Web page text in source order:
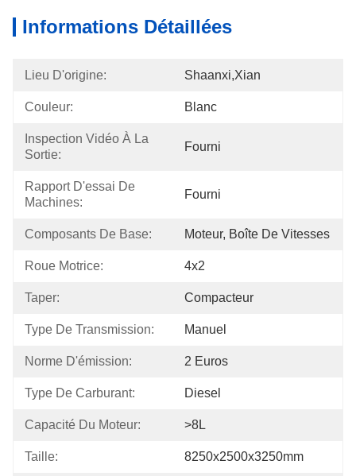
Informations Détaillées
Lieu D'origine: Shaanxi,Xian
Couleur: Blanc
Inspection Vidéo À La
Sortie:
Fourni
Rapport D'essai De
Machines:
Fourni
Composants De Base: Moteur, Boîte De Vitesses
Roue Motrice: 4x2
Taper: Compacteur
Type De Transmission: Manuel
Norme D'émission: 2 Euros
Type De Carburant: Diesel
Capacité Du Moteur: >8L
Taille: 8250x2500x3250mm